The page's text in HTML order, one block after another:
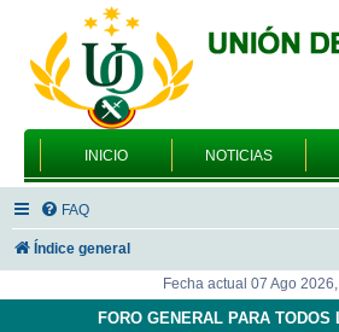
INICIO NOTICIAS
FAQ
Índice general
Fecha actual 07 Ago
FORO GENERAL PARA TODOS